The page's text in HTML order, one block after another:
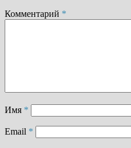
Комментарий *
Имя *
Email *